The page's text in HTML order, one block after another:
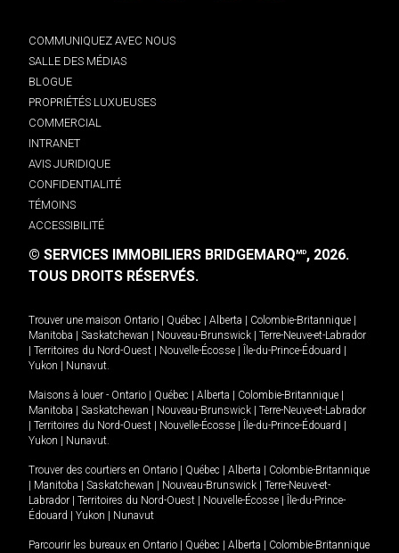
COMMUNIQUEZ AVEC NOUS
SALLE DES MÉDIAS
BLOGUE
PROPRIÉTÉS LUXUEUSES
COMMERCIAL
INTRANET
AVIS JURIDIQUE
CONFIDENTIALITÉ
TÉMOINS
ACCESSIBILITÉ
© SERVICES IMMOBILIERS BRIDGEMARQMD, 2026.
TOUS DROITS RÉSERVÉS.
Trouver une maison Ontario Québec Alberta Colombie-Britannique
Manitoba
Saskatchewan Nouveau-Brunswick
Terre-Neuve-et-Labrador
Territoires du Nord-Ouest Nouvelle-Écosse Île-du-Prince-Édouard
Yukon
Nunavut.
Maisons à louer - Ontario Québec Alberta Colombie-Britannique
Manitoba
Saskatchewan Nouveau-Brunswick
Terre-Neuve-et-Labrador
Territoires du Nord-Ouest Nouvelle-Écosse Île-du-Prince-Édouard
Yukon
Nunavut.
Trouver des courtiers en Ontario Québec Alberta
Colombie-Britannique
Manitoba Saskatchewan Nouveau-Brunswick
Terre-Neuve-et-
Labrador
Territoires du Nord-Ouest Nouvelle-Écosse
Île-du-Prince-
Édouard
Yukon Nunavut
Parcourir les bureaux en Ontario Québec Alberta
Colombie-Britannique